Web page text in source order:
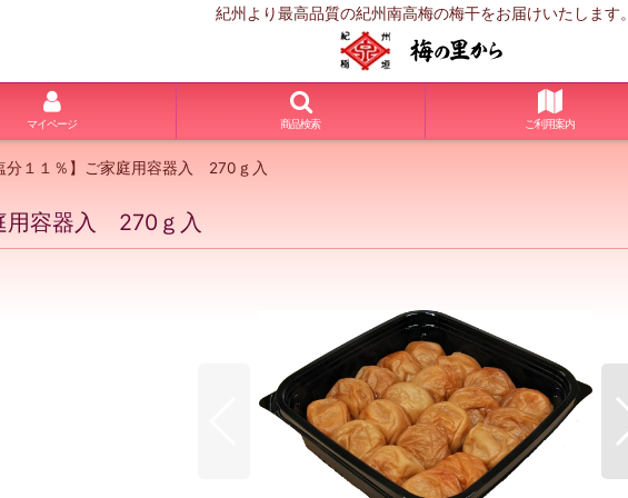
紀州より最高品質の紀州南高梅の梅干をお届けいたします。
マイページ 商品検索 ご利用案内
分１１％】ご家庭用容器入 270ｇ入
用容器入 270ｇ入